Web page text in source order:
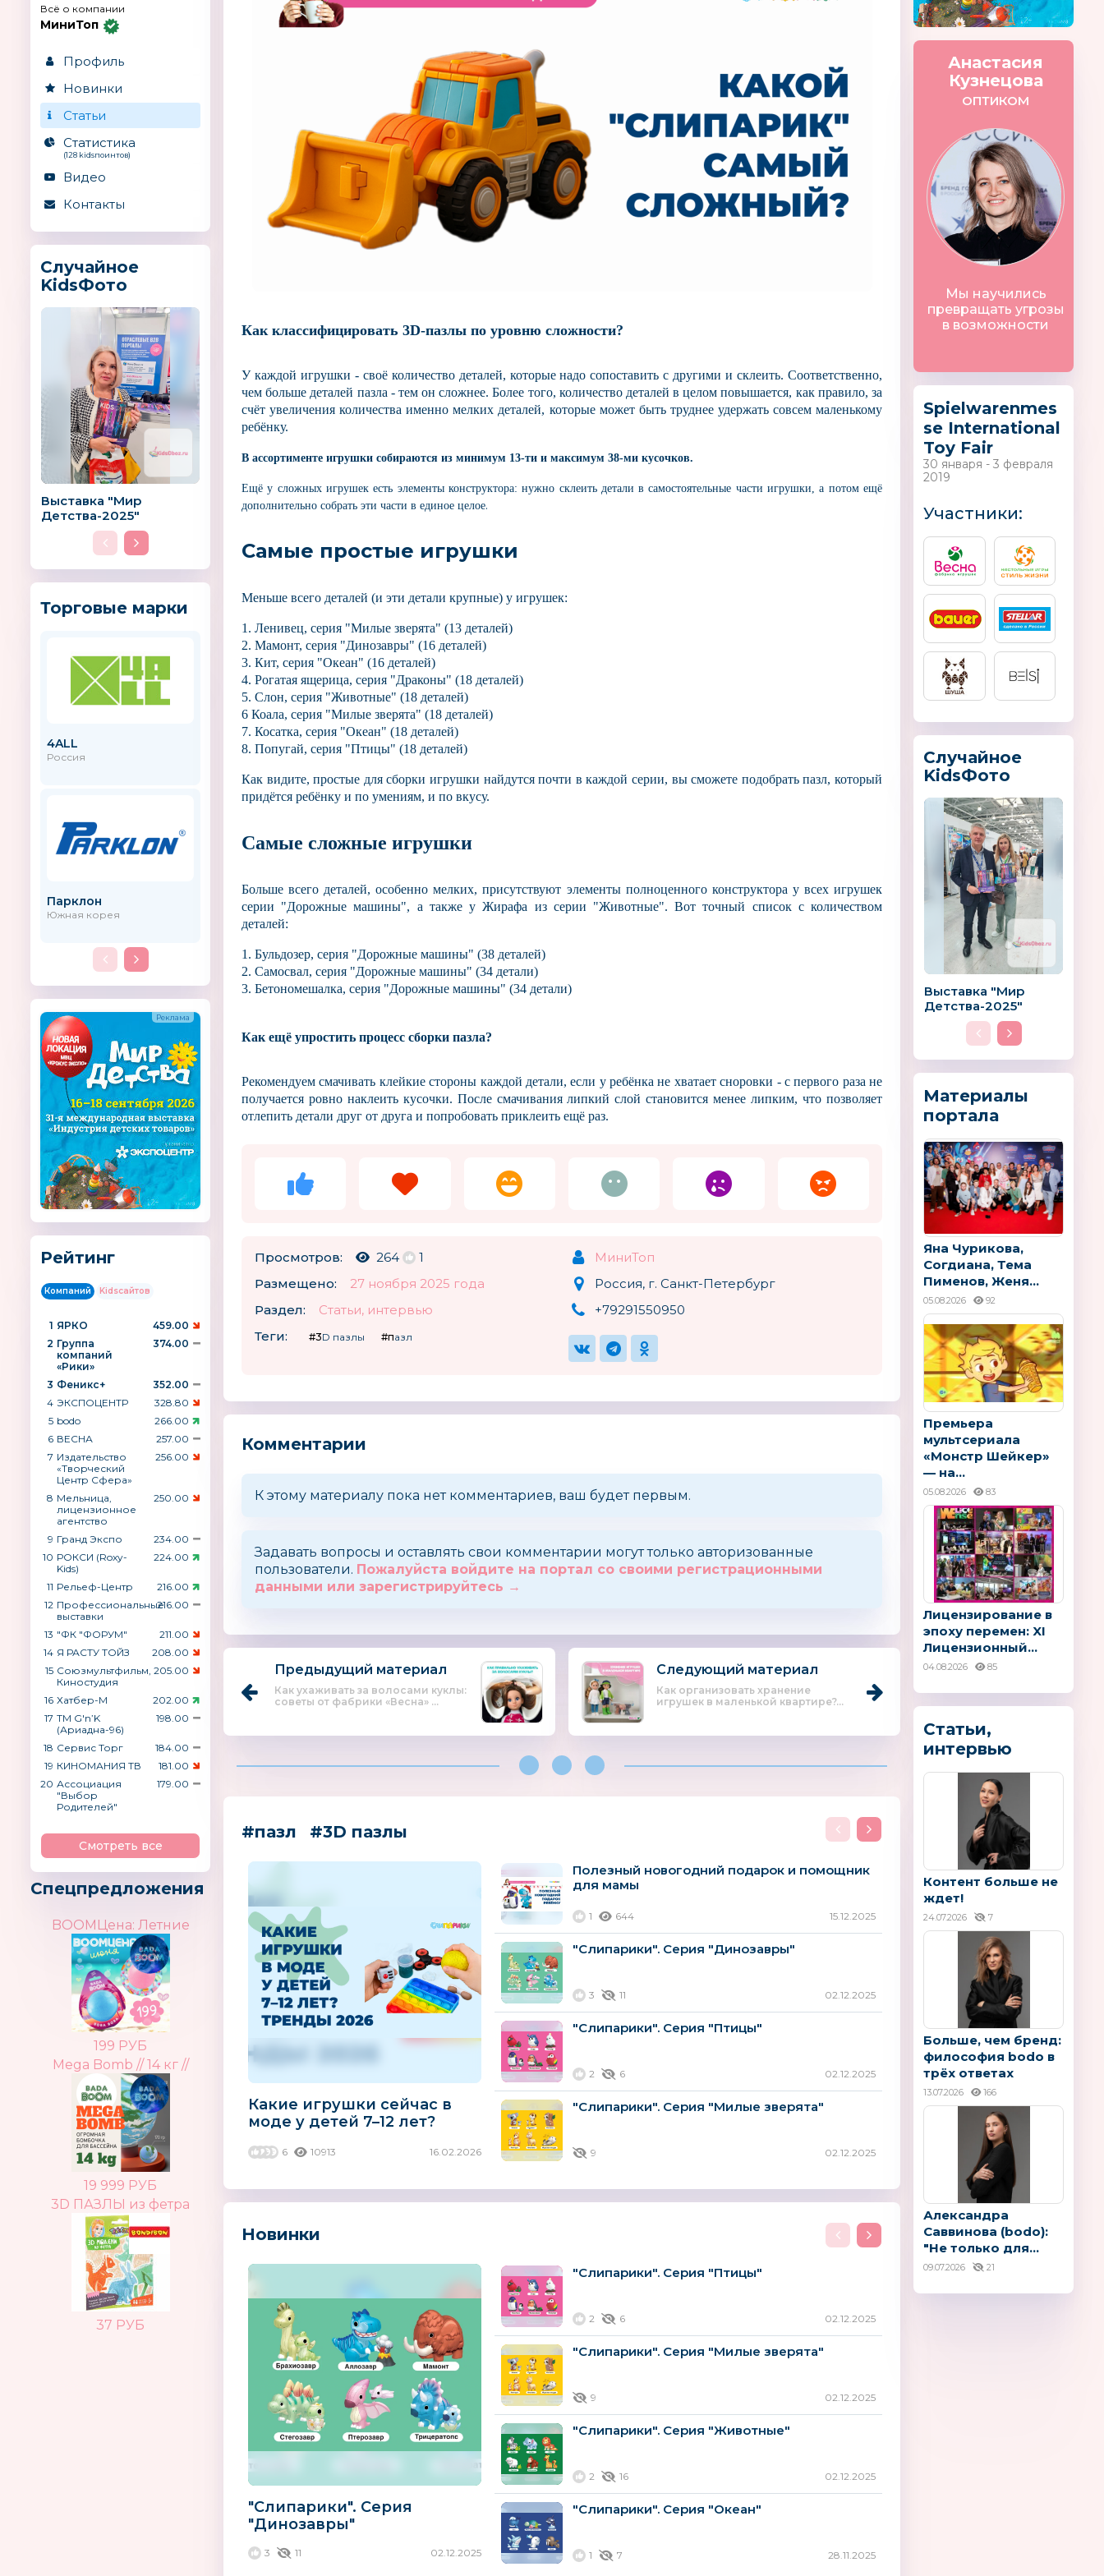
Всё о компании
МиниТоп
Профиль
Новинки
Статьи
Статистика
(128 kidsпоинтов)
Видео
Контакты
Случайное
KidsФото
Выставка "Мир
Детства-2025"
Торговые марки
4ALL
Россия
Парклон
Южная корея
BELEDUC
Германия
Kids Box
Россия
Moulin Roty
Франция
Тодби
Южная корея
ROXY-KIDS ROUTE 66
США
LE PETITE BUBU
НЕСКУЧНЫЕ ИГРЫ FunDesk
Рейтинг
Компаний Kidsсайтов
1 ЯРКО
459.00
2 Группа
компаний
«Рики»
374.00
3 Феникс+
352.00
4 ЭКСПОЦЕНТР
328.80
5 bodo
266.00
6 ВЕСНА
257.00
7 Издательство
«Творческий
Центр Сфера»
256.00
8 Мельница,
лицензионное
агентство
250.00
9 Гранд Экспо
234.00
10 РОКСИ (Roxy-
Kids)
224.00
11 Рельеф-Центр
216.00
12 Профессиональные
выставки
216.00
13 "ФК "ФОРУМ"
211.00
14 Я РАСТУ ТОЙЗ
208.00
15 Союзмультфильм,
Киностудия
205.00
16 Хатбер-М
202.00
17 ТМ G′n’K
(Ариадна-96)
198.00
18 Сервис Торг
184.00
19 КИНОМАНИЯ ТВ
181.00
20 Ассоциация
"Выбор
Родителей"
179.00
Смотреть все
Спецпредложения
BOOMЦена: Летние
199 РУБ
Mega Bomb // 14 кг //
19 999 РУБ
3D ПАЗЛЫ из фетра
37 РУБ
Как классифицировать 3D-пазлы по уровню сложности?
У каждой игрушки - своё количество деталей, которые надо сопоставить с другими и склеить. Соответственно,
чем больше деталей пазла - тем он сложнее. Более того, количество деталей в целом повышается, как правило, за
счёт увеличения количества именно мелких деталей, которые может быть труднее удержать совсем маленькому
ребёнку.
В ассортименте игрушки собираются из минимум 13-ти и максимум 38-ми кусочков.
Ещё у сложных игрушек есть элементы конструктора: нужно склеить детали в самостоятельные части игрушки, а потом ещё
дополнительно собрать эти части в единое целое.
Самые простые игрушки
Меньше всего деталей (и эти детали крупные) у игрушек:
1. Ленивец, серия "Милые зверята" (13 деталей)
2. Мамонт, серия "Динозавры" (16 деталей)
3. Кит, серия "Океан" (16 деталей)
4. Рогатая ящерица, серия "Драконы" (18 деталей)
5. Слон, серия "Животные" (18 деталей)
6 Коала, серия "Милые зверята" (18 деталей)
7. Косатка, серия "Океан" (18 деталей)
8. Попугай, серия "Птицы" (18 деталей)
Как видите, простые для сборки игрушки найдутся почти в каждой серии, вы сможете подобрать пазл, который
придётся ребёнку и по умениям, и по вкусу.
Самые сложные игрушки
Больше всего деталей, особенно мелких, присутствуют элементы полноценного конструктора у всех игрушек
серии "Дорожные машины", а также у Жирафа из серии "Животные". Вот точный список с количеством
деталей:
1. Бульдозер, серия "Дорожные машины" (38 деталей)
2. Самосвал, серия "Дорожные машины" (34 детали)
3. Бетономешалка, серия "Дорожные машины" (34 детали)
Как ещё упростить процесс сборки пазла?
Рекомендуем смачивать клейкие стороны каждой детали, если у ребёнка не хватает сноровки - с первого раза не
получается ровно наклеить кусочки. После смачивания липкий слой становится менее липким, что позволяет
отлепить детали друг от друга и попробовать приклеить ещё раз.
Просмотров: 264
1
Размещено:
27 ноября 2025 года
Раздел:
Статьи, интервью
Теги:
#3D пазлы #пазл
МиниТоп
Россия, г. Санкт-Петербург
+79291550950
Комментарии
К этому материалу пока нет комментариев, ваш будет первым.
Задавать вопросы и оставлять свои комментарии могут только авторизованные
пользователи. Пожалуйста войдите на портал со своими регистрационными
данными или зарегистрируйтесь →
Предыдущий материал
Как ухаживать за волосами куклы:
советы от фабрики «Весна» ...
Следующий материал
Как организовать хранение
игрушек в маленькой квартире?...
#пазл #3D пазлы
Какие игрушки сейчас в
моде у детей 7–12 лет?
6 10913 16.02.2026
Полезный новогодний подарок и помощник
для мамы
1 644 15.12.2025
"Слипарики". Серия "Динозавры"
3 11 02.12.2025
"Слипарики". Серия "Птицы"
2 6 02.12.2025
"Слипарики". Серия "Милые зверята"
9 02.12.2025
Новинки
"Слипарики". Серия
"Динозавры"
3 11 02.12.2025
"Слипарики". Серия "Птицы"
2 6 02.12.2025
"Слипарики". Серия "Милые зверята"
9 02.12.2025
"Слипарики". Серия "Животные"
2 16 02.12.2025
"Слипарики". Серия "Океан"
1 7 28.11.2025
Анастасия
Кузнецова
ОПТИКОМ
Мы научились
превращать угрозы
в возможности
Spielwarenmes
se International
Toy Fair
30 января - 3 февраля
2019
Участники:
Случайное
KidsФото
Выставка "Мир
Детства-2025"
Материалы
портала
Яна Чурикова,
Согдиана, Тема
Пименов, Женя...
05.08.2026 92
Премьера
мультсериала
«Монстр Шейкер»
— на...
05.08.2026 83
Лицензирование в
эпоху перемен: XI
Лицензионный...
04.08.2026 85
Статьи,
интервью
Контент больше не
ждет!
24.07.2026 7
Больше, чем бренд:
философия bodo в
трёх ответах
13.07.2026 166
Александра
Саввинова (bodo):
"Не только для...
09.07.2026 21